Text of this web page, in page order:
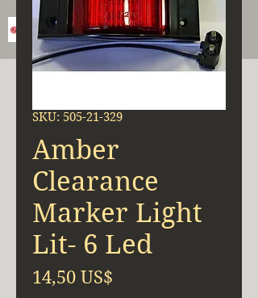
SKU: 505-21-329
Amber
Clearance
Marker Light
Lit- 6 Led
14,50 US$